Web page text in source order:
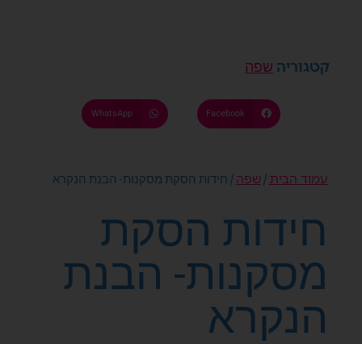
קטגוריה שפה
Facebook
WhatsApp
עמוד הבית / שפה / חידות הסקת מסקנות- הבנת הנקרא
חידות הסקת
מסקנות- הבנת
הנקרא